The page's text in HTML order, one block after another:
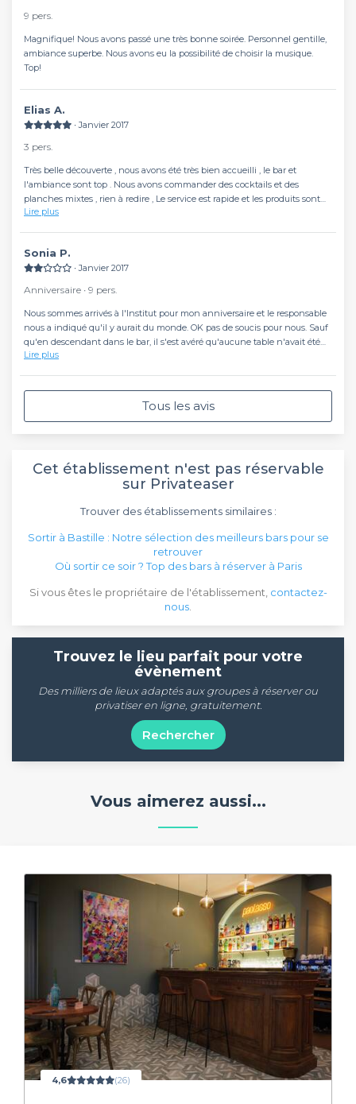
9 pers.
Magnifique! Nous avons passé une très bonne soirée. Personnel gentille,
ambiance superbe. Nous avons eu la possibilité de choisir la musique.
Top!
Elias A.
∙ Janvier 2017
3 pers.
Très belle découverte , nous avons été très bien accueilli , le bar et
l'ambiance sont top . Nous avons commander des cocktails et des
planches mixtes , rien à redire , Le service est rapide et les produits sont
de qualités. Je recommande vivement pour aller prendre un verre entre
Lire plus
Sonia P.
∙ Janvier 2017
Anniversaire ∙ 9 pers.
Nous sommes arrivés à l'Institut pour mon anniversaire et le responsable
nous a indiqué qu'il y aurait du monde. OK pas de soucis pour nous. Sauf
qu'en descendant dans le bar, il s'est avéré qu'aucune table n'avait été
retenu pour nous. Le responsable nous a laissé en plan pendant 15min. Il
Lire plus
Tous les avis
Cet établissement n'est pas réservable
sur Privateaser
Trouver des établissements similaires :
Sortir à Bastille : Notre sélection des meilleurs bars pour se
retrouver
Où sortir ce soir ? Top des bars à réserver à Paris
Si vous êtes le propriétaire de l'établissement, contactez-
nous
Trouvez le lieu parfait pour votre
évènement
Des milliers de lieux adaptés aux groupes à réserver ou
privatiser en ligne, gratuitement.
Rechercher
Vous aimerez aussi...
4,6 (26)